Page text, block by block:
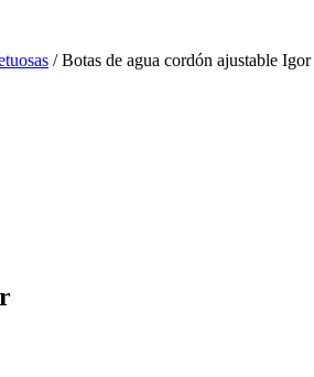
/ Botas de agua cordón ajustable Igor